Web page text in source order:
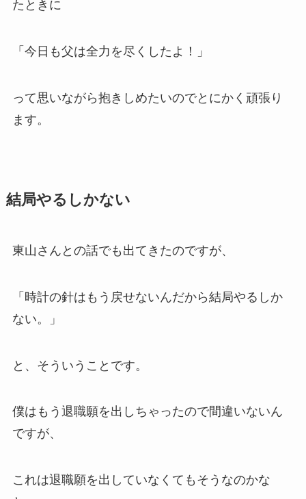
たときに
「今日も父は全力を尽くしたよ！」
って思いながら抱きしめたいのでとにかく頑張り
ます。
結局やるしかない
東山さんとの話でも出てきたのですが、
「時計の針はもう戻せないんだから結局やるしか
ない。」
と、そういうことです。
僕はもう退職願を出しちゃったので間違いないん
ですが、
これは退職願を出していなくてもそうなのかな